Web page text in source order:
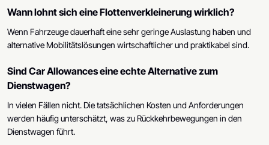
Wann lohnt sich eine Flottenverkleinerung wirklich?
Wenn Fahrzeuge dauerhaft eine sehr geringe Auslastung haben und
alternative Mobilitätslösungen wirtschaftlicher und praktikabel sind.
Sind Car Allowances eine echte Alternative zum
Dienstwagen?
In vielen Fällen nicht. Die tatsächlichen Kosten und Anforderungen
werden häufig unterschätzt, was zu Rückkehrbewegungen in den
Dienstwagen führt.